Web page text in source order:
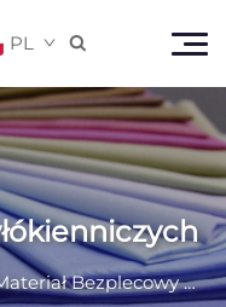
PL 
Bezplecowy Klasy Medycznej